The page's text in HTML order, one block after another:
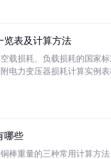
览表及计算方法
载损耗、负载损耗的国家
电力变压器损耗计算实例
哪些
棒重量的三种常用计算方